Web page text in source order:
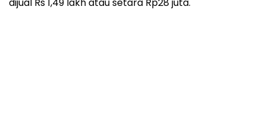
dijual Rs 1,49 lakh atau setara Rp28 juta.